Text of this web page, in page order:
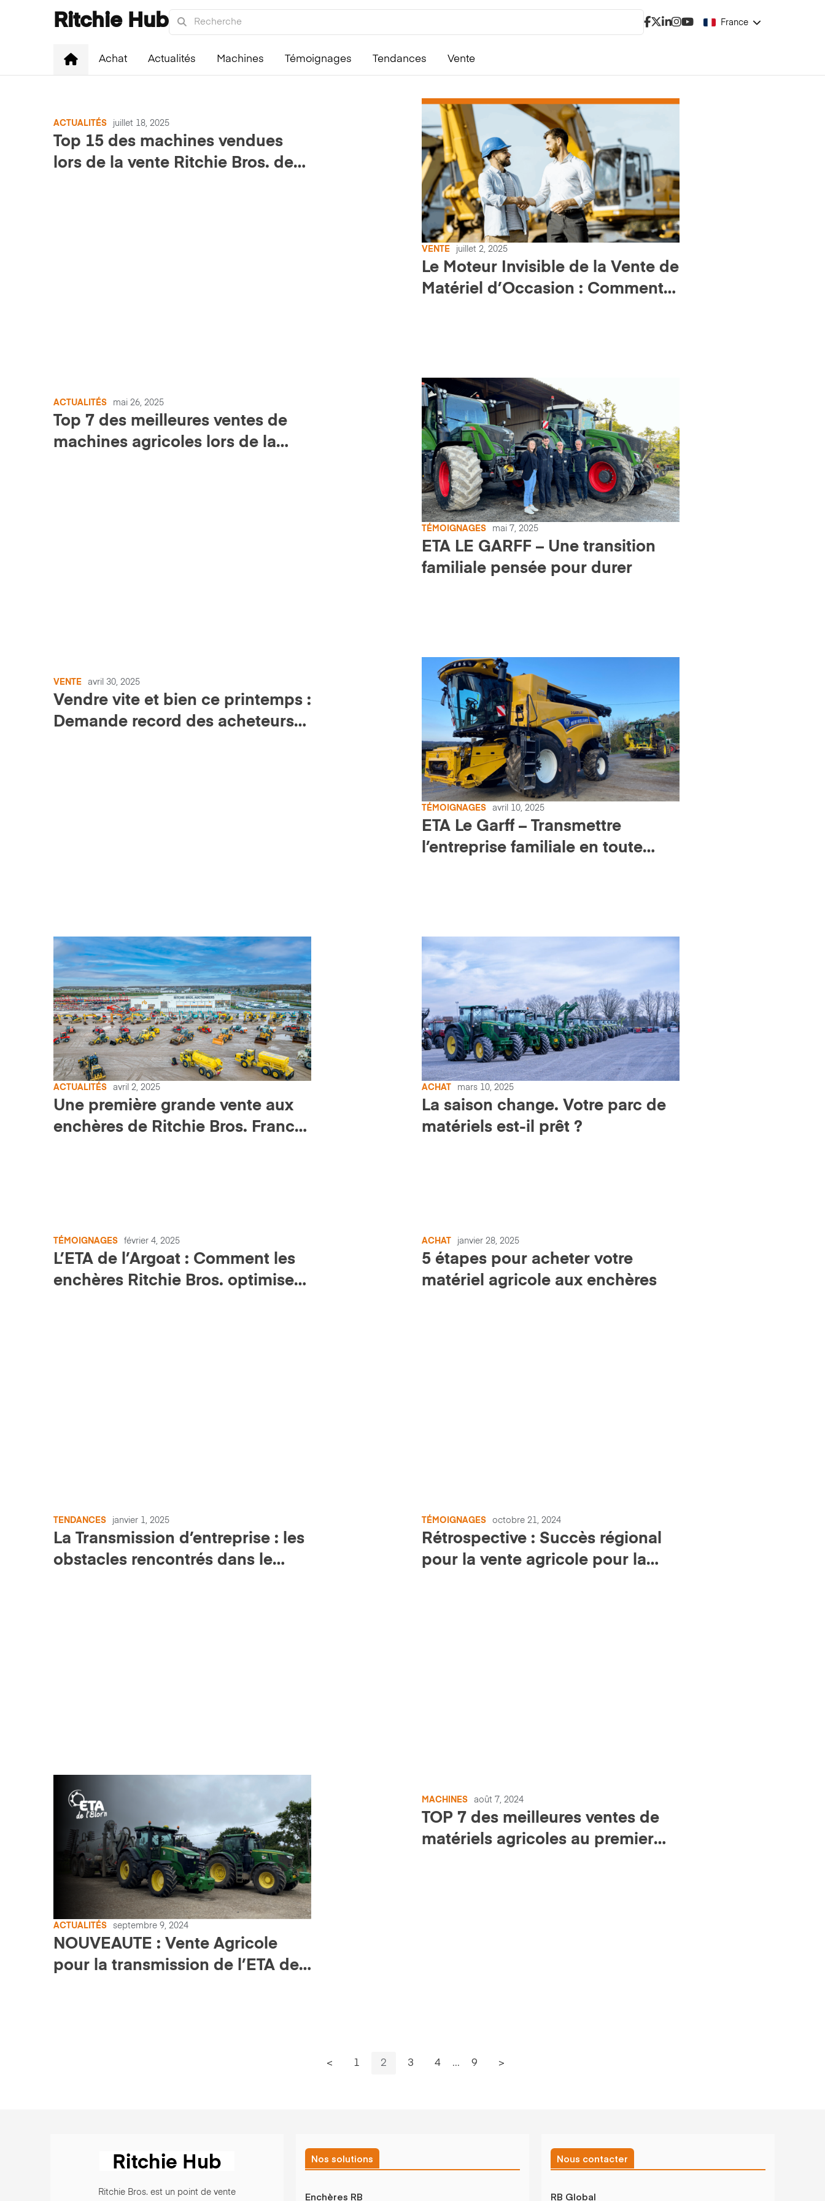
Ritchie Hub France
Achat Actualités Machines Témoignages Tendances Vente
ACTUALITÉS juillet 18, 2025
Top 15 des machines vendues
lors de la vente Ritchie Bros. de
VENTE juillet 2, 2025
Le Moteur Invisible de la Vente de
Matériel d’Occasion : Comment
ACTUALITÉS mai 26, 2025
Top 7 des meilleures ventes de
machines agricoles lors de la
TÉMOIGNAGES mai 7, 2025
ETA LE GARFF – Une transition
familiale pensée pour durer
VENTE avril 30, 2025
Vendre vite et bien ce printemps :
Demande record des acheteurs
TÉMOIGNAGES avril 10, 2025
ETA Le Garff – Transmettre
l’entreprise familiale en toute
ACTUALITÉS avril 2, 2025
Une première grande vente aux
enchères de Ritchie Bros. France
ACHAT mars 10, 2025
La saison change. Votre parc de
matériels est-il prêt ?
TÉMOIGNAGES février 4, 2025
L’ETA de l’Argoat : Comment les
enchères Ritchie Bros. optimisent
ACHAT janvier 28, 2025
5 étapes pour acheter votre
matériel agricole aux enchères
TENDANCES janvier 1, 2025
La Transmission d’entreprise : les
obstacles rencontrés dans le
TÉMOIGNAGES octobre 21, 2024
Rétrospective : Succès régional
pour la vente agricole pour la
ACTUALITÉS septembre 9, 2024
NOUVEAUTE : Vente Agricole
pour la transmission de l’ETA de
MACHINES août 7, 2024
TOP 7 des meilleures ventes de
matériels agricoles au premier
< 1 2 3 4 ... 9 >
Ritchie Bros. est un point de vente
Nos solutions
Enchères RB
Nous contacter
RB Global